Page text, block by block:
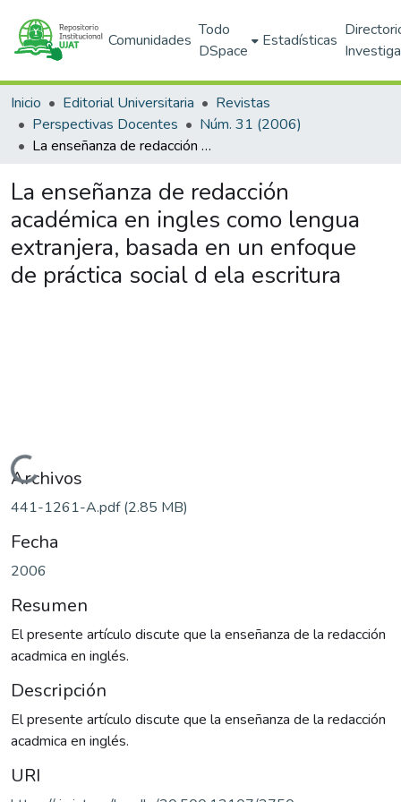
Comunidades
Todo
DSpace
Estadísticas
Inicio Editorial Universitaria
Revistas
Perspectivas Docentes
Núm. 31 (2006)
La enseñanza de redacción académica en ingles como lengua extranjera, basada en un enfoque de práctica social d ela escritura
La enseñanza de redacción
académica en ingles como lengua
extranjera, basada en un enfoque
de práctica social d ela escritura
Cargando...
Archivos
441-1261-A.pdf(2.85 MB)
Fecha
2006
Resumen
El presente artículo discute que la enseñanza de la redacción
acadmica en inglés.
Descripción
El presente artículo discute que la enseñanza de la redacción
acadmica en inglés.
URI